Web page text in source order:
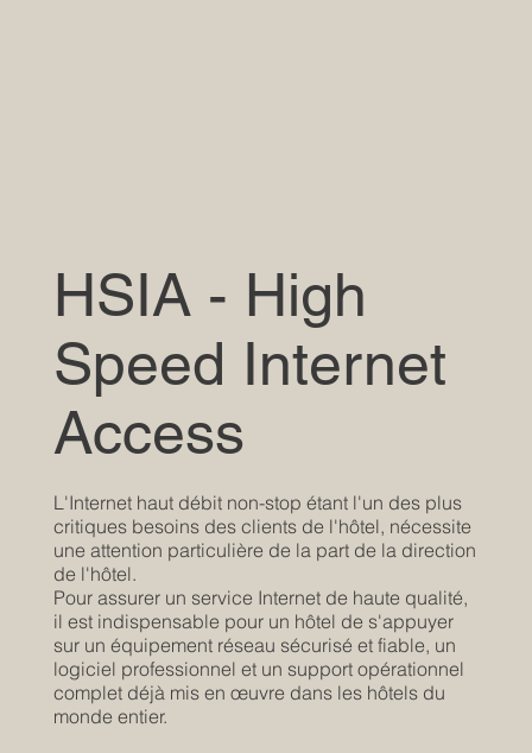
HSIA - High
Speed Internet
Access
L'Internet haut débit non-stop étant l'un des plus
critiques besoins des clients de l'hôtel, nécessite
une attention particulière de la part de la direction
de l'hôtel.
Pour assurer un service Internet de haute qualité,
il est indispensable pour un hôtel de s'appuyer
sur un équipement réseau sécurisé et fiable, un
logiciel professionnel et un support opérationnel
complet déjà mis en œuvre dans les hôtels du
monde entier.